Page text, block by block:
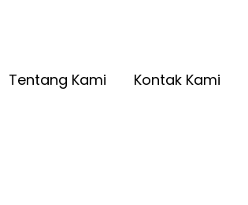
Tentang Kami Kontak Kami